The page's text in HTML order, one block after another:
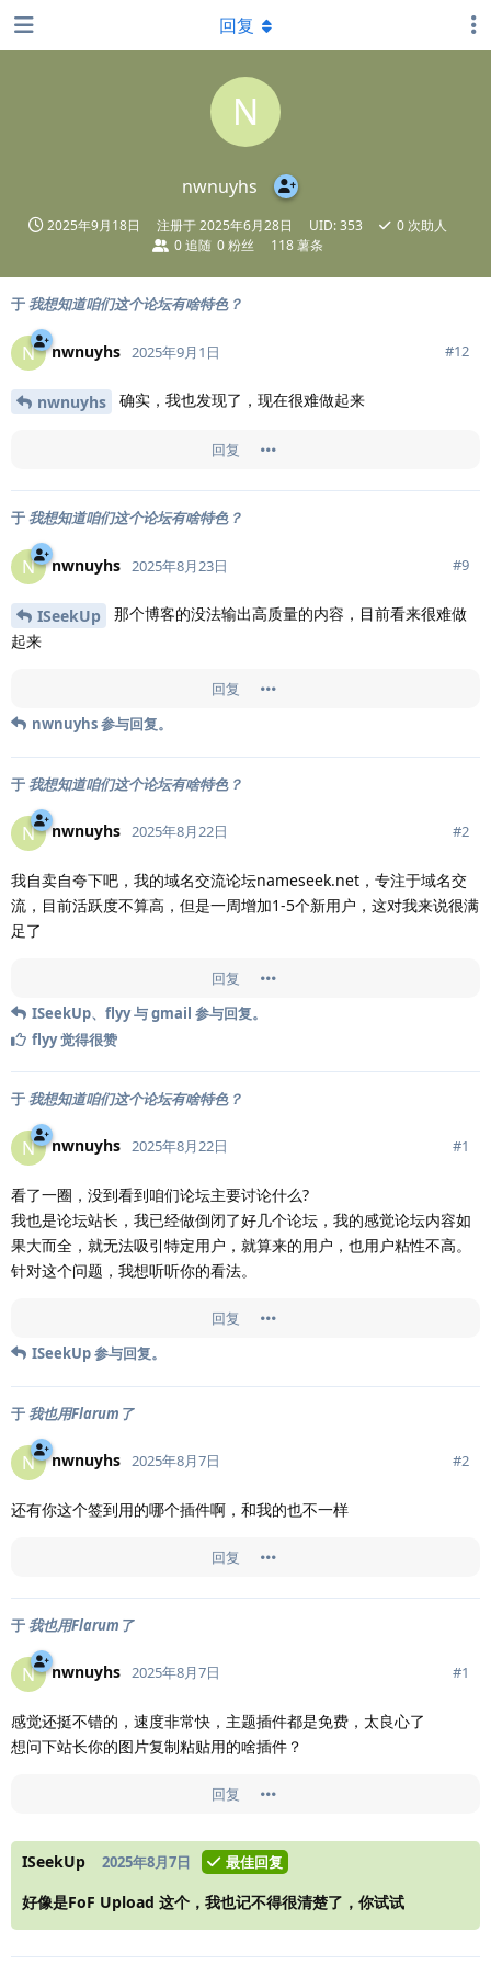
N
nwnuyhs
2025年9月18日 注册于2025年6月28日 UID:353 0次助人
0 追随 0 粉丝 118 薯条
回复
于我想知道咱们这个论坛有啥特色？
N nwnuyhs 2025年9月1日 #12
nwnuyhs 确实，我也发现了，现在很难做起来
回复
于我想知道咱们这个论坛有啥特色？
N nwnuyhs 2025年8月23日 #9
ISeekUp
那个博客的没法输出高质量的内容，目前看来很难做
起来
回复
nwnuyhs参与回复。
于我想知道咱们这个论坛有啥特色？
N nwnuyhs 2025年8月22日 #2
我自卖自夸下吧，我的域名交流论坛nameseek.net，专注于域名交
流，目前活跃度不算高，但是一周增加1-5个新用户，这对我来说很满
足了
回复
ISeekUp、 flyy与gmail 参与回复。
flyy觉得很赞
于我想知道咱们这个论坛有啥特色？
N nwnuyhs 2025年8月22日 #1
看了一圈，没到看到咱们论坛主要讨论什么?
我也是论坛站长，我已经做倒闭了好几个论坛，我的感觉论坛内容如
果大而全，就无法吸引特定用户，就算来的用户，也用户粘性不高。
针对这个问题，我想听听你的看法。
回复
ISeekUp参与回复。
于我也用Flarum了
N nwnuyhs 2025年8月7日 #2
还有你这个签到用的哪个插件啊，和我的也不一样
回复
于我也用Flarum了
N nwnuyhs 2025年8月7日 #1
感觉还挺不错的，速度非常快，主题插件都是免费，太良心了
想问下站长你的图片复制粘贴用的啥插件？
回复
ISeekUp 2025年8月7日 最佳回复
好像是FoF Upload 这个，我也记不得很清楚了，你试试